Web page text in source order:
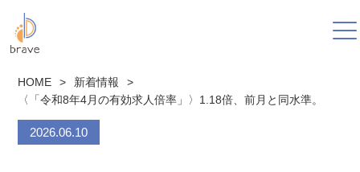
HOME > 新着情報
>
〈「令和8年4月の有効求人倍率」〉1.18倍、前月と同水準。
2026.06.10